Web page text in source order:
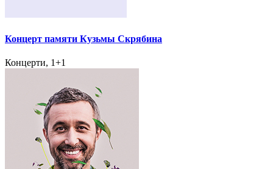
Концерт памяти Кузьмы Скрябина
Концерти, 1+1